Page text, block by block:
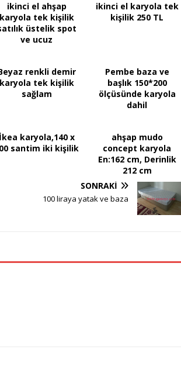
ikinci el ahşap
karyola tek kişilik
üstelik spot
ve ucuz
ikinci el karyola tek
kişilik 250 TL
renkli demir
karyola tek kişilik
sağlam
Pembe baza ve
başlık 150*200
ölçüsünde karyola
dahil
İkea karyola,140 x
santim iki kişilik
ahşap mudo
concept karyola
En:162 cm, Derinlik
212 cm
SONRAKI
100 liraya yatak ve baza